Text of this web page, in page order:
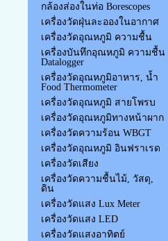
กล้องส่องในท่อ Borescopes
เครื่องวัดฝุ่นละอองในอากาศ
เครื่องวัดอุณหภูมิ ความชื้น
เครื่องบันทึกอุณหภูมิ ความชื้น
Datalogger
เครื่องวัดอุณหภูมิอาหาร, น้ำ
Food Thermometer
เครื่องวัดอุณหภูมิ สายโพรบ
เครื่องวัดอุณหภูมิทางหน้าผาก
เครื่องวัดความร้อน WBGT
เครื่องวัดอุณหภูมิ อินฟราเรด
เครื่องวัดเสียง
เครื่องวัดความชื้นไม้, วัสดุ,
ดิน
เครื่องวัดแสง Lux Meter
เครื่องวัดแสง LED
เครื่องวัดแสงอาทิตย์